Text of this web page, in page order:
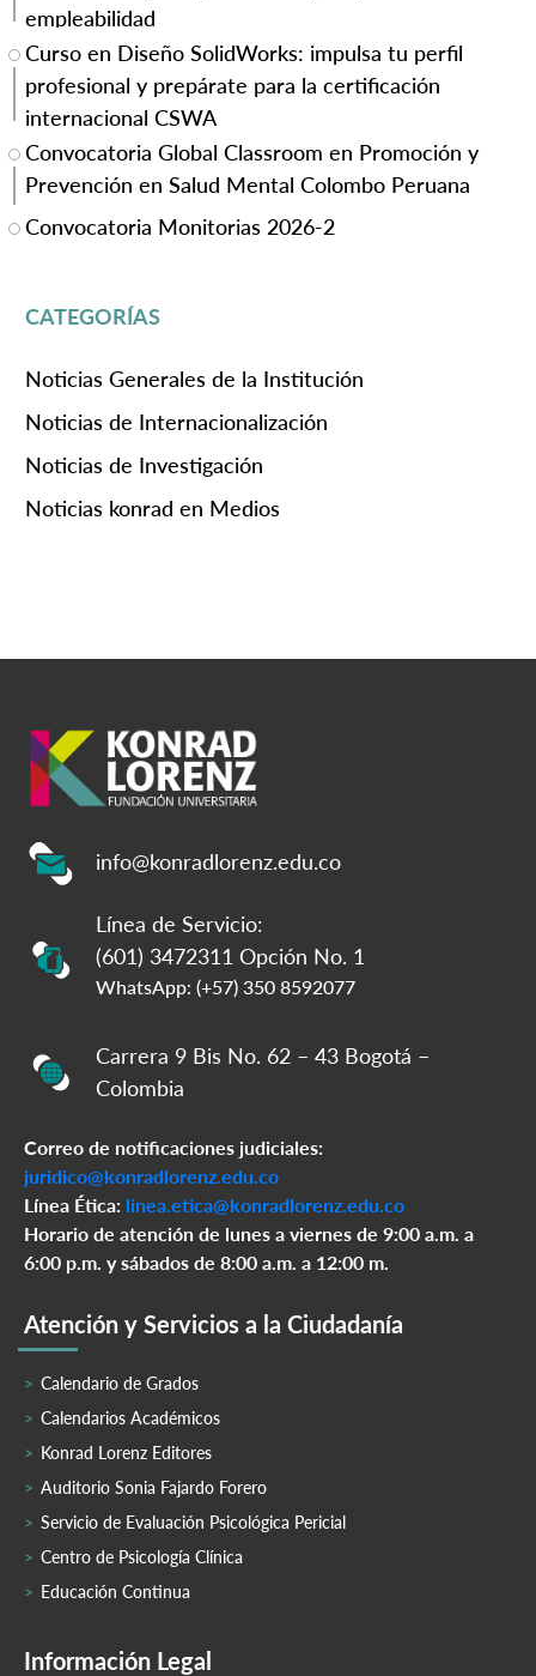
empleabilidad
Curso en Diseño SolidWorks: impulsa tu perfil
profesional y prepárate para la certificación
internacional CSWA
Convocatoria Global Classroom en Promoción y
Prevención en Salud Mental Colombo Peruana
Convocatoria Monitorias 2026-2
CATEGORÍAS
Noticias Generales de la Institución
Noticias de Internacionalización
Noticias de Investigación
Noticias konrad en Medios
info@konradlorenz.edu.co
Línea de Servicio:
(601) 3472311 Opción No. 1
WhatsApp: (+57) 350 8592077
Carrera 9 Bis No. 62 – 43 Bogotá –
Colombia
Correo de notificaciones judiciales:
juridico@konradlorenz.edu.co
Línea Ética: linea.etica@konradlorenz.edu.co
Horario de atención de lunes a viernes de 9:00 a.m. a
6:00 p.m. y sábados de 8:00 a.m. a 12:00 m.
Atención y Servicios a la Ciudadanía
Calendario de Grados
Calendarios Académicos
Konrad Lorenz Editores
Auditorio Sonia Fajardo Forero
Servicio de Evaluación Psicológica Pericial
Centro de Psicología Clínica
Educación Continua
Información Legal